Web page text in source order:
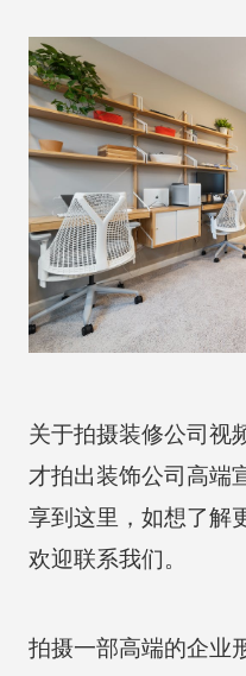
关于拍摄装修公司视
才拍出装饰公司高端
享到这里，如想了解
欢迎联系我们。
拍摄一部高端的企业